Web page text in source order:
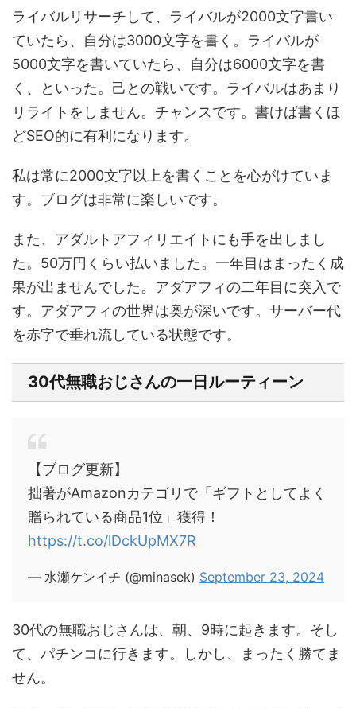
ライバルリサーチして、ライバルが2000文字書い
ていたら、自分は3000文字を書く。ライバルが
5000文字を書いていたら、自分は6000文字を書
く、といった。己との戦いです。ライバルはあまり
リライトをしません。チャンスです。書けば書くほ
どSEO的に有利になります。
私は常に2000文字以上を書くことを心がけていま
す。ブログは非常に楽しいです。
また、アダルトアフィリエイトにも手を出しまし
た。50万円くらい払いました。一年目はまったく成
果が出ませんでした。アダアフィの二年目に突入で
す。アダアフィの世界は奥が深いです。サーバー代
を赤字で垂れ流している状態です。
30代無職おじさんの一日ルーティーン
【ブログ更新】
拙著がAmazonカテゴリで「ギフトとしてよく
贈られている商品1位」獲得！
https://t.co/lDckUpMX7R
— 水瀬ケンイチ (@minasek) September 23, 2024
30代の無職おじさんは、朝、9時に起きます。そし
て、パチンコに行きます。しかし、まったく勝てま
せん。